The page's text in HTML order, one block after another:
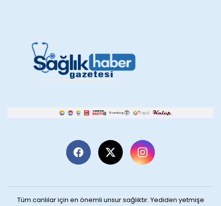
Tüm canlılar için en önemli unsur sağlıktır. Yediden yetmişe